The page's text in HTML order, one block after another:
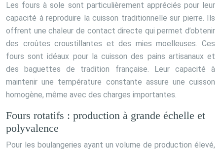
Les fours à sole sont particulièrement appréciés pour leur
capacité à reproduire la cuisson traditionnelle sur pierre. Ils
offrent une chaleur de contact directe qui permet d’obtenir
des croûtes croustillantes et des mies moelleuses. Ces
fours sont idéaux pour la cuisson des pains artisanaux et
des baguettes de tradition française. Leur capacité à
maintenir une température constante assure une cuisson
homogène, même avec des charges importantes.
Fours rotatifs : production à grande échelle et
polyvalence
Pour les boulangeries ayant un volume de production élevé,